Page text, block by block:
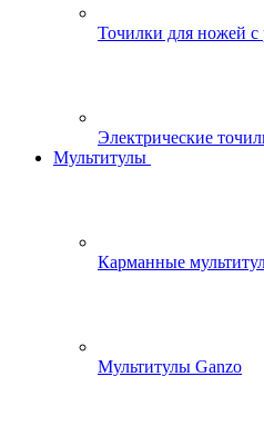
Точилки для ножей
Электрические
Мультитулы
Карманные
Мультитулы Ganzo